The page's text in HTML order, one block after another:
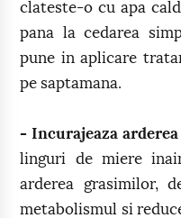
clateste-o cu apa
pana la cedarea
pune in aplicare
pe saptamana.
- Incurajeaza
linguri de miere
arderea grasimilor,
metabolismul si